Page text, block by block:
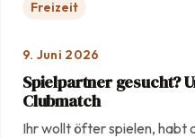
Freizeit
9. Juni 2026
Spielpartner gesucht?
Clubmatch
Ihr wollt öfter spielen, habt